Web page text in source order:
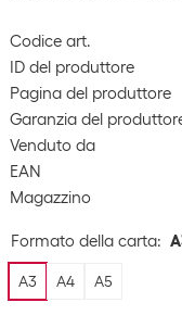
Codice art.
ID del produttore
Pagina del produttore
Garanzia del
Venduto da
EAN
Magazzino
Formato della carta:
A3 A4 A5